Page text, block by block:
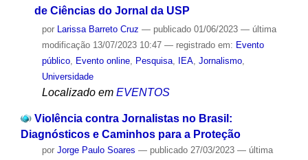
de Ciências do Jornal da USP
por Larissa Barreto Cruz — publicado01/06/2023 — última
modificação13/07/2023 10:47 — registrado em: Evento
público, Evento online, Pesquisa, IEA, Jornalismo,
Universidade
Localizado em EVENTOS
Violência contra Jornalistas no Brasil:
Diagnósticos e Caminhos para a Proteção
por Jorge Paulo Soares — publicado27/03/2023 — última